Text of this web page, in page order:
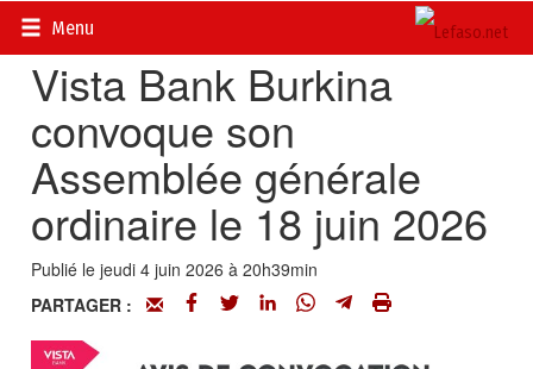
Menu
Accueil>
Vista Bank Burkina
convoque son
Assemblée générale
ordinaire le 18 juin 2026
Publié le jeudi 4 juin 2026 à 20h39min
PARTAGER :